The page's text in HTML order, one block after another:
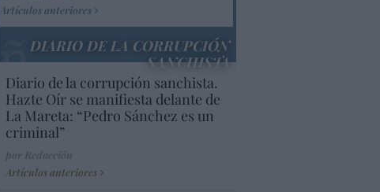
Artículos anteriores
DIARIO DE LA CORRUPCIÓN
SANCHISTA
Diario de la corrupción sanchista.
Hazte Oír se manifiesta delante de
La Mareta: “Pedro Sánchez es un
criminal”
Artículos anteriores